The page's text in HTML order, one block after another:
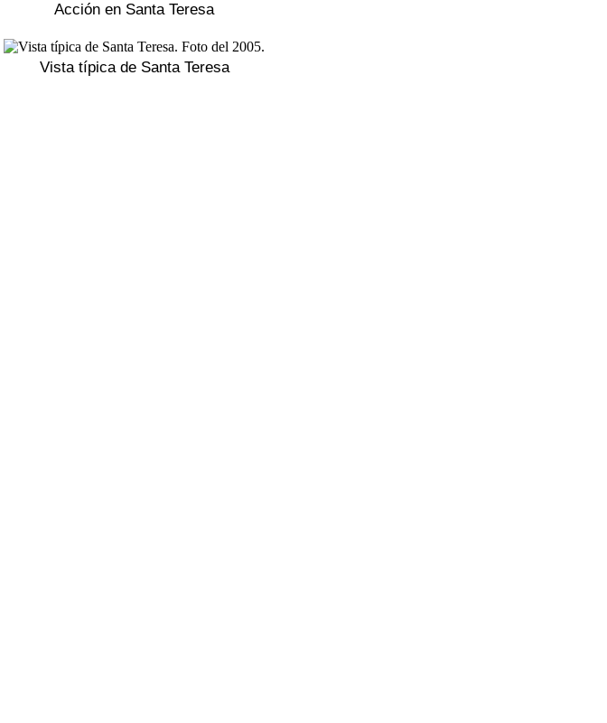
Acción en Santa Teresa
Vista típica de Santa Teresa